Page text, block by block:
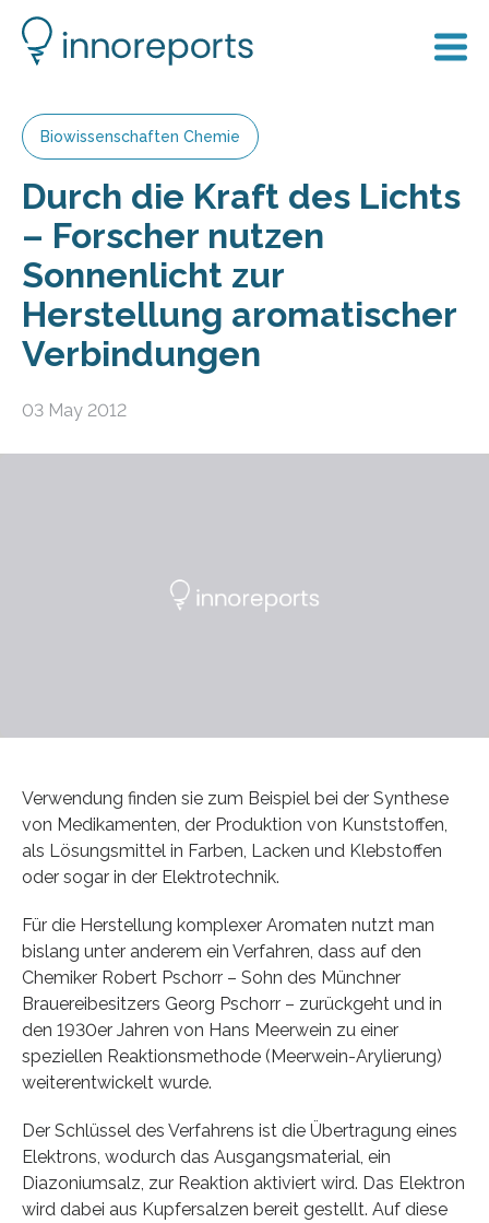
Biowissenschaften Chemie
Durch die Kraft des Lichts
– Forscher nutzen
Sonnenlicht zur
Herstellung aromatischer
Verbindungen
03 May 2012
Verwendung finden sie zum Beispiel bei der Synthese
von Medikamenten, der Produktion von Kunststoffen,
als Lösungsmittel in Farben, Lacken und Klebstoffen
oder sogar in der Elektrotechnik.
Für die Herstellung komplexer Aromaten nutzt man
bislang unter anderem ein Verfahren, dass auf den
Chemiker Robert Pschorr – Sohn des Münchner
Brauereibesitzers Georg Pschorr – zurückgeht und in
den 1930er Jahren von Hans Meerwein zu einer
speziellen Reaktionsmethode (Meerwein-Arylierung)
weiterentwickelt wurde.
Der Schlüssel des Verfahrens ist die Übertragung eines
Elektrons, wodurch das Ausgangsmaterial, ein
Diazoniumsalz, zur Reaktion aktiviert wird. Das Elektron
wird dabei aus Kupfersalzen bereit gestellt. Auf diese